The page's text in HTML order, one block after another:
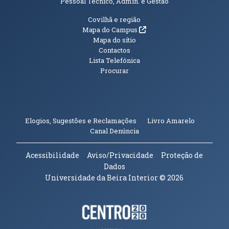
Informações Adicionais
Covilhã e região
Mapa do Campus(abre em nova janela)
Mapa do sítio
Contactos
Lista Telefónica
Procurar
Elogios, Sugestões e Reclamações Livro Amarelo
Canal Denúncia(abre em nova janela)
Acessibilidade Aviso/Privacidade
Proteção de
Dados
Universidade da Beira Interior© 2026
Parceiros e Financiadores